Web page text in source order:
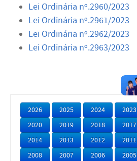
Lei Ordinária nº.2960/2023
Lei Ordinária nº.2961/2023
Lei Ordinária nº.2962/2023
Lei Ordinária nº.2963/2023
2026 2025 2024 2023
2020
2019 2018 2017
2014
2013 2012 2011
2008
2007 2006 2005